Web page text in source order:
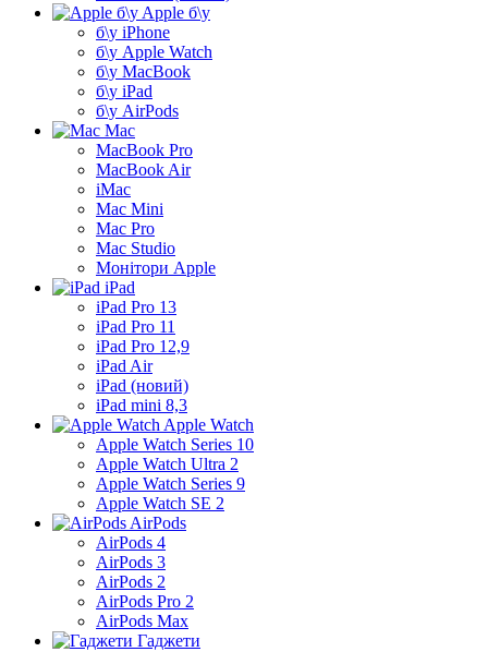
Apple б\у
б\у iPhone
б\у Apple Watch
б\у MacBook
б\у iPad
б\у AirPods
Mac
MacBook Pro
MacBook Air
iMac
Mac Mini
Mac Pro
Mac Studio
Монітори Apple
iPad
iPad Pro 13
iPad Pro 11
iPad Pro 12,9
iPad Air
iPad (новий)
iPad mini 8,3
Apple Watch
Apple Watch Series 10
Apple Watch Ultra 2
Apple Watch Series 9
Apple Watch SE 2
AirPods
AirPods 4
AirPods 3
AirPods 2
AirPods Pro 2
AirPods Max
Гаджети